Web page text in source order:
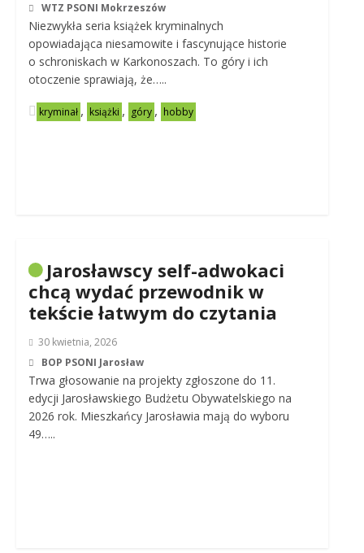
WTZ PSONI Mokrzeszów
Niezwykła seria książek kryminalnych
opowiadająca niesamowite i fascynujące historie
o schroniskach w Karkonoszach. To góry i ich
otoczenie sprawiają, że…..
kryminał , książki , góry , hobby
Jarosławscy self-adwokaci
chcą wydać przewodnik w
tekście łatwym do czytania
30 kwietnia, 2026
BOP PSONI Jarosław
Trwa głosowanie na projekty zgłoszone do 11.
edycji Jarosławskiego Budżetu Obywatelskiego na
2026 rok. Mieszkańcy Jarosławia mają do wyboru
49…..